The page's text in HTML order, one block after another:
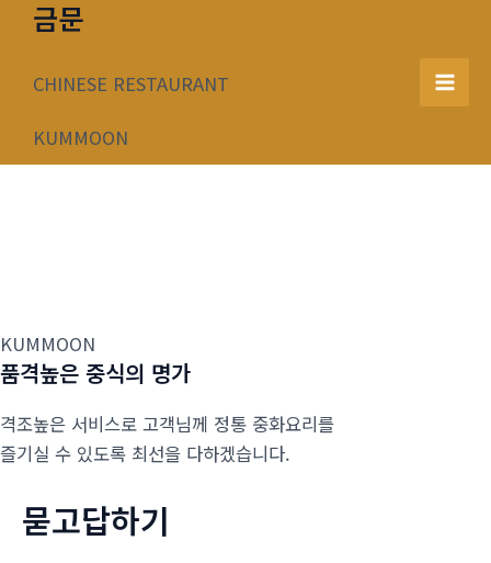
너
금문
CHINESE RESTAURANT
KUMMOON
Main
KUMMOON
품격높은 중식의 명가
격조높은 서비스로 고객님께 정통 중화요리를
즐기실 수 있도록 최선을 다하겠습니다.
묻고답하기